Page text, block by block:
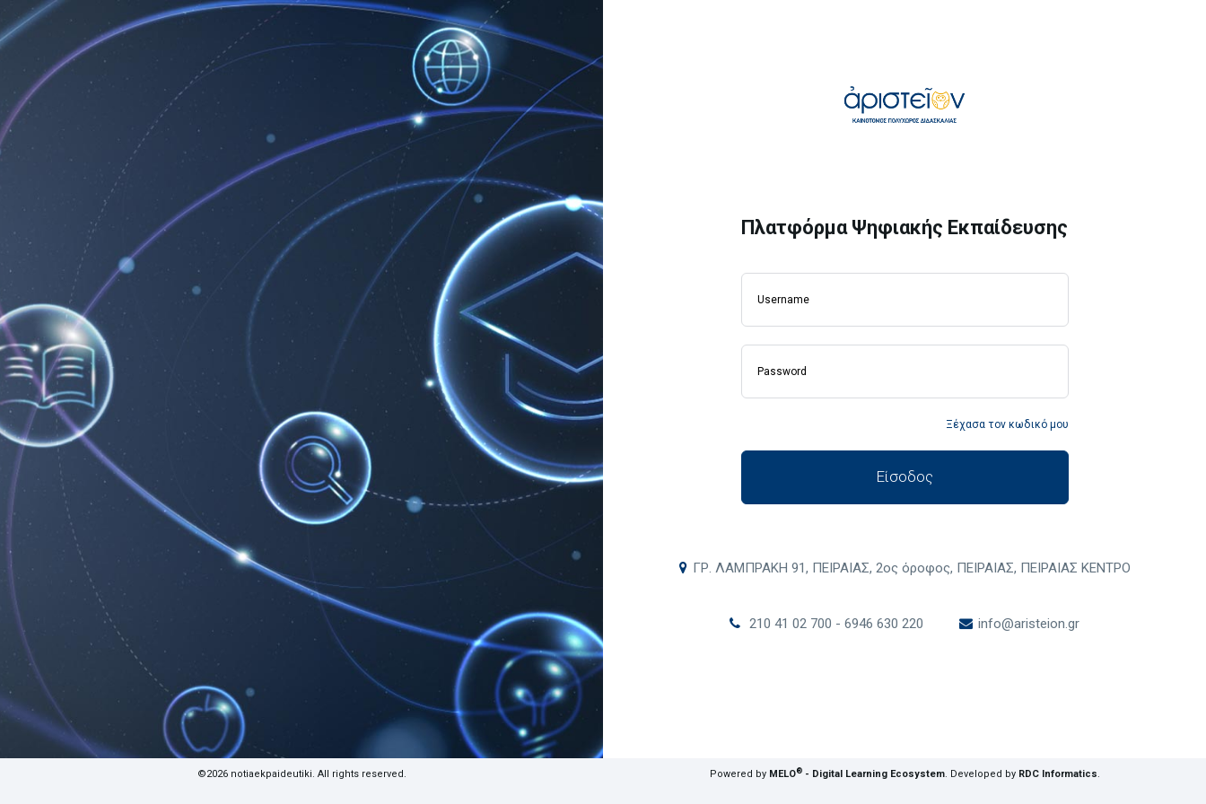
Πλατφόρμα Ψηφιακής Εκπαίδευσης
Username
Password
Ξέχασα τον κωδικό μου
Είσοδος
ΓΡ. ΛΑΜΠΡΑΚΗ 91, ΠΕΙΡΑΙΑΣ, 2ος όροφος, ΠΕΙΡΑΙΑΣ, ΠΕΙΡΑΙΑΣ ΚΕΝΤΡΟ
210 41 02 700 - 6946 630 220 info@aristeion.gr
©2026 notiaekpaideutiki. All rights reserved. Powered by MELO®- Digital Learning Ecosystem. Developed by RDC Informatics.